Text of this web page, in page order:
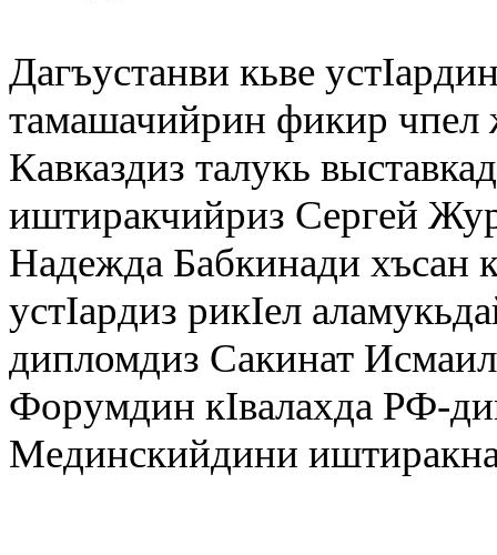
Дагъустанви кьве
тамашачийрин фикир чпел
Кавказдиз талукь
иштиракчийриз Сергей
Надежда Бабкинади хъсан
устIардиз рикIел
дипломдиз Сакинат
Форумдин кIвалахда РФ-
Мединскийдини